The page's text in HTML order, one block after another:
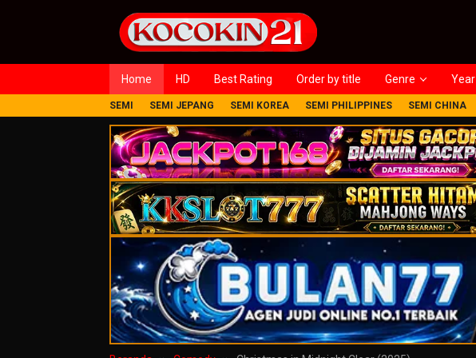
Home HD Best Rating Order by title Genre Year
SEMI SEMI JEPANG SEMI KOREA SEMI PHILIPPINES SEMI CHINA